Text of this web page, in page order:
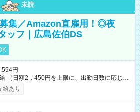
未読
集／Amazon直雇用！◎夜
ッフ｜広島佐伯DS
円
（日額2，450円を上限に、出勤日数に応じて
額の上限あり、手数料無料（Amazon負担）
給あり